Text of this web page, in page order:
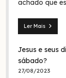
achado que
Ler Mais
Seita
nazarenos:
quem
foram
Jesus e seus
sábado?
27/08/2023